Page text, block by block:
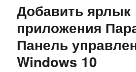
Добавить ярлык
приложения
Панель
Windows 10